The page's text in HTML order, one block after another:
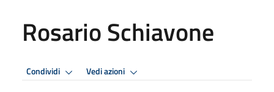
Rosario Schiavone
Condividi Vedi azioni